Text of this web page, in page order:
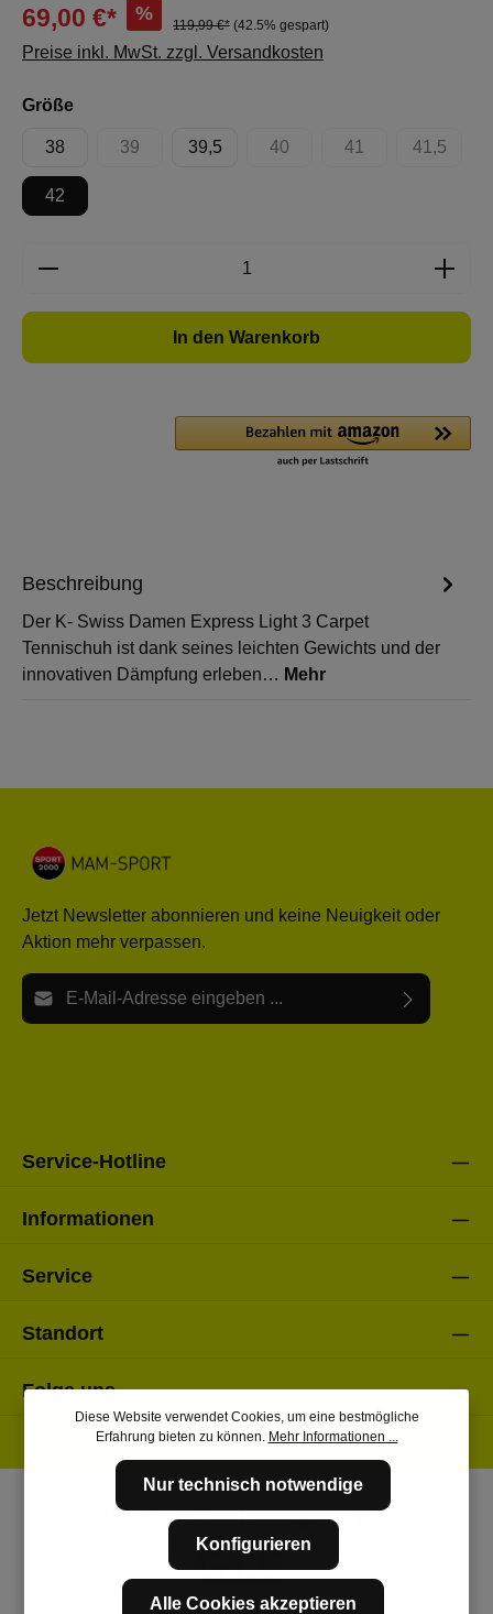
69,00 €* %
119,99 €* (42.5% gespart)
Preise inkl. MwSt. zzgl. Versandkosten
Größeauswählen
38 39
(Diese Option ist zurzeit nicht verfügbar.)
39,5 40
(Diese Option ist zurzeit nicht
41
(Diese Option ist
41,5
(Diese
42
Produkt Anzahl: Gib den gewünschten
In den Warenkorb
Beschreibung
Der K- Swiss Damen Express Light 3 Carpet
Tennischuh ist dank seines leichten Gewichts und der
innovativen Dämpfung erleben… Mehr
Jetzt Newsletter abonnieren und keine Neuigkeit oder
Aktion mehr verpassen.
E-Mail-Adresse*
Service-Hotline
Informationen
Service
Standort
Folge uns
Diese Website verwendet Cookies, um eine bestmögliche
Erfahrung bieten zu können. Mehr Informationen ...
Nur technisch notwendige
Konfigurieren
Alle Cookies akzeptieren